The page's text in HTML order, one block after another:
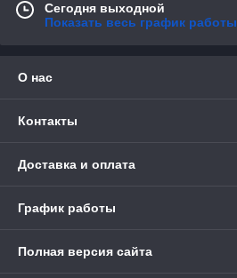
Сегодня выходной
Показать весь график работы
О нас
Контакты
Доставка и оплата
График работы
Полная версия сайта